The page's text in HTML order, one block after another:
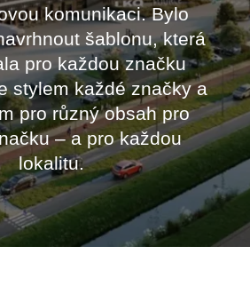
komunikaci. Bylo
šablonu, která
pro každou značku
stylem každé značky a
pro různý obsah pro
– a pro každou
lokalitu.